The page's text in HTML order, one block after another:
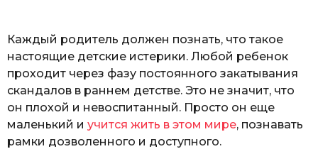
Каждый родитель должен познать, что такое
настоящие детские истерики. Любой ребенок
проходит через фазу постоянного закатывания
скандалов в раннем детстве. Это не значит, что
он плохой и невоспитанный. Просто он еще
маленький и учится жить в этом мире, познавать
рамки дозволенного и доступного.